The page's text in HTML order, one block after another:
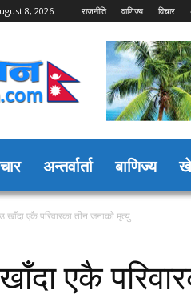
8, 2026 राजनीति वाणिज्य विचार
अन्तर्वार्ता बाणिज्य
खाँदा एकै परिवारका तीन जनाको मृत्यु
एकै